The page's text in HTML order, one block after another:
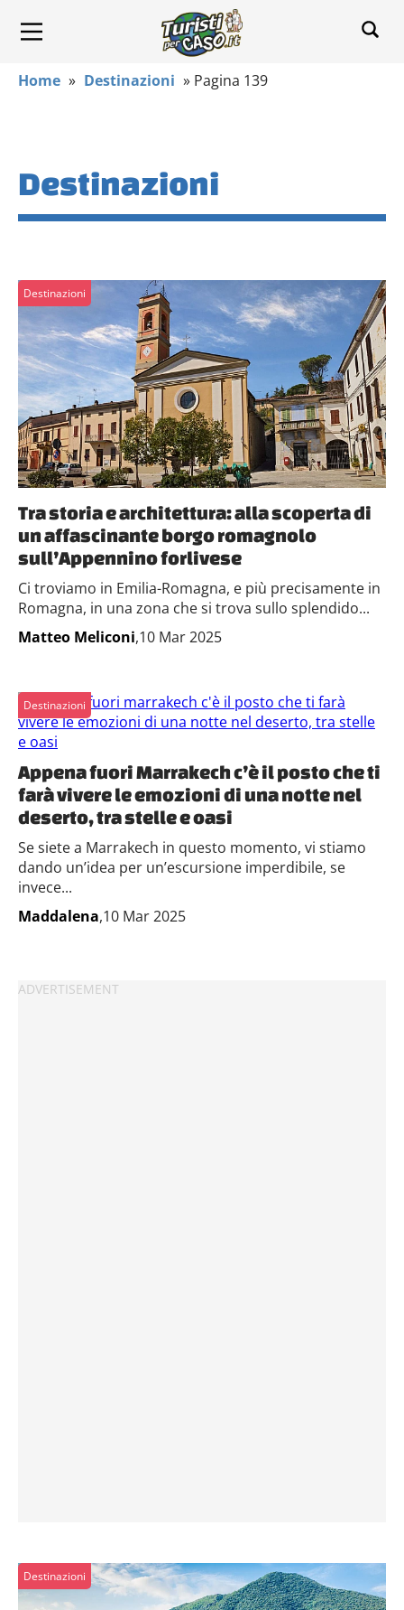
Home » Destinazioni » Pagina 139
Destinazioni
Destinazioni
Tra storia e architettura: alla scoperta di
un affascinante borgo romagnolo
sull’Appennino forlivese
Ci troviamo in Emilia-Romagna, e più precisamente in
Romagna, in una zona che si trova sullo splendido...
Matteo Meliconi,10 Mar 2025
Destinazioni
Appena fuori Marrakech c’è il posto che ti
farà vivere le emozioni di una notte nel
deserto, tra stelle e oasi
Se siete a Marrakech in questo momento, vi stiamo
dando un’idea per un’escursione imperdibile, se
invece...
Maddalena,10 Mar 2025
Destinazioni